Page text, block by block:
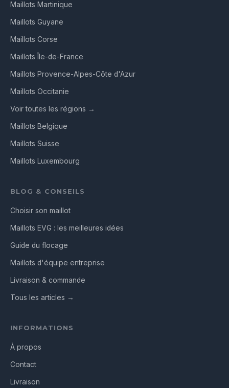
Maillots Martinique
Maillots Guyane
Maillots Corse
Maillots Île-de-France
Maillots Provence-Alpes-Côte d'Azur
Maillots Occitanie
Voir toutes les régions →
Maillots Belgique
Maillots Suisse
Maillots Luxembourg
BLOG & CONSEILS
Choisir son maillot
Maillots EVG : les meilleures idées
Guide du flocage
Maillots d'équipe entreprise
Livraison & commande
Tous les articles →
INFORMATIONS
À propos
Contact
Livraison